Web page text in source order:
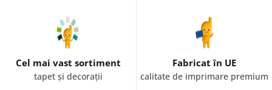
Cel mai vast sortiment
tapet și decorații
Fabricat în UE
calitate de imprimare premium